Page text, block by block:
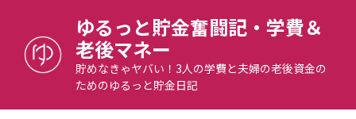
へ
ゆるっと貯金奮闘記・学費＆
老後マネー
貯めなきゃヤバい！3人の学費と夫婦の老後資金の
ためのゆるっと貯金日記